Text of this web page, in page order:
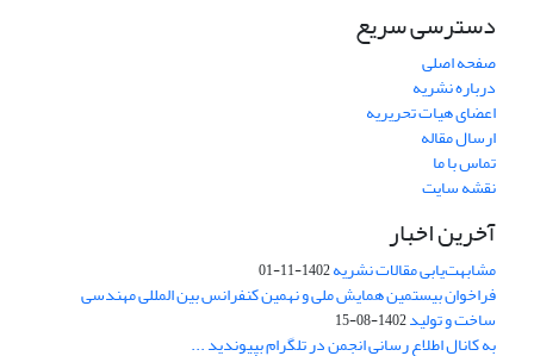
دسترسی سریع
صفحه اصلی
درباره نشریه
اعضای هیات تحریریه
ارسال مقاله
تماس با ما
نقشه سایت
آخرین اخبار
مشابهت‌یابی مقالات نشریه1402-11-01
فراخوان بیستمین همایش ملی و نهمین کنفرانس بین المللی مهندسی
ساخت و تولید1402-08-15
به کانال اطلاع رسانی انجمن در تلگرام بپیوندید ...